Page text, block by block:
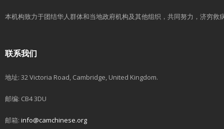
本机构致力于团结华人群体和当地政府机构及其他组织，共同努力，济穷
联系我们
地址: 32 Victoria Road, Cambridge, United Kingdom.
邮编: CB4 3DU
邮箱: info@camchinese.org